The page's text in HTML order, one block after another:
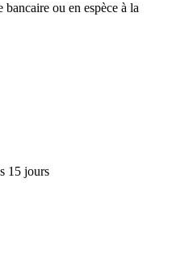
bancaire ou en espèce à la
15 jours